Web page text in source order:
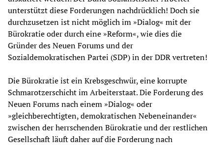
unterstützt diese Forderungen nachdrücklich! Doch sie
durchzusetzen ist nicht möglich im »Dialog« mit der
Bürokratie oder durch eine »Reform«, wie dies die
Gründer des Neuen Forums und der
Sozialdemokratischen Partei (SDP) in der DDR vertreten!
Die Bürokratie ist ein Krebsgeschwür, eine korrupte
Schmarotzerschicht im Arbeiterstaat. Die Forderung des
Neuen Forums nach einem »Dialog« oder
»gleichberechtigten, demokratischen Nebeneinander«
zwischen der herrschenden Bürokratie und der restlichen
Gesellschaft läuft daher auf die Forderung nach